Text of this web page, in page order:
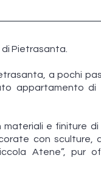
Pietrasanta.
a pochi
appartamento di
e finiture
con sculture,
Atene”, pur